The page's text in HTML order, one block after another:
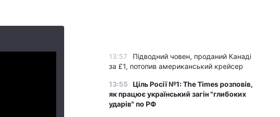
13:57
Підводний човен, проданий Канаді
за £1, потопив американський крейсер
13:55 Ціль Росії №1: The Times розповів,
як працює український загін "глибоких
ударів" по РФ